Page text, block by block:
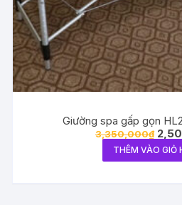
Giường spa gấp gọn
3,350,000₫ Giá
gốc
là:
THÊM VÀO GIỎ